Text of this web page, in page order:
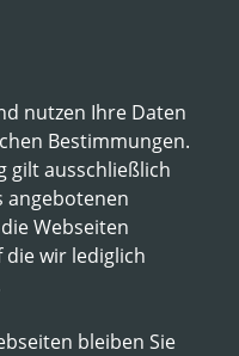
nutzen Ihre Daten
Bestimmungen.
gilt ausschließlich
angebotenen
Webseiten
wir lediglich
bleiben Sie